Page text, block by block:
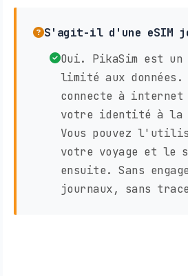
S'agit-il d'une eSIM
Oui. PikaSim est un
limité aux
connecte à internet
votre identité à la
Vous pouvez
votre voyage et le
ensuite. Sans
journaux, sans